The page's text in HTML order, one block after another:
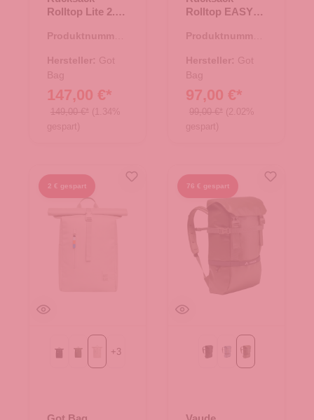
Rolltop Lite 2.0
Produktnummer:
Hersteller: Got
Bag
147,00 €*
149,00 €* (1.34%
gespart)
Rolltop EASY
Produktnummer:
Hersteller: Got
Bag
97,00 €*
99,00 €* (2.02%
gespart)
2 € gespart
Blackalgae soft shell
+3
76 € gespart
Blackheronkhaki